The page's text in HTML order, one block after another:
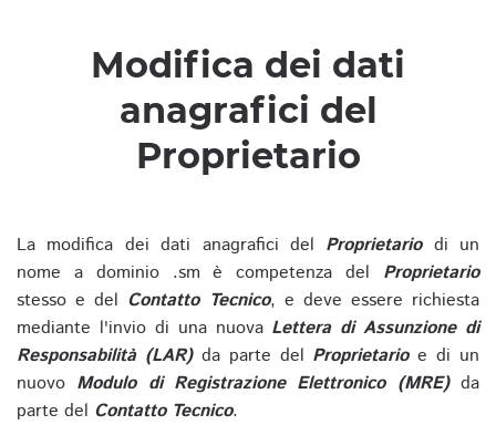
Modifica dei dati
anagrafici del
Proprietario
La modifica dei dati anagrafici del Proprietariodi un
nome a dominio .sm è competenza del Proprietario
stesso e del Contatto Tecnico, e deve essere richiesta
mediante l'invio di una nuova Lettera di Assunzione di
Responsabilità (LAR)da parte del Proprietarioe di un
nuovo Modulo di Registrazione Elettronico (MRE)da
parte del Contatto Tecnico.